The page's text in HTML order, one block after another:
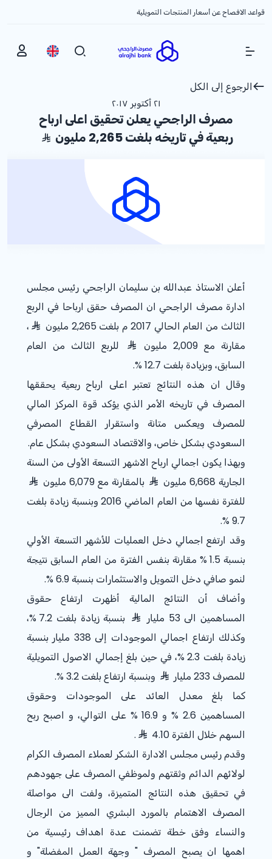
قواعد الافصاح عن أسعار المنتجات التمويلية
Show Menu
الرجوع إلى الكل
٢١ أكتوبر ٢٠١٧
مصرف الراجحي يعلن تحقيق اعلى ارباح
ربعية في تاريخه بلغت 2,265 مليون
أعلن الاستاذ عبدالله بن سليمان الراجحي رئيس مجلس
ادارة مصرف الراجحي ان المصرف حقق ارباحا في الربع
الثالث من العام الحالي 2017 م بلغت 2,265 مليون
،
مقارنة مع 2,009 مليون
للربع الثالث من العام
السابق، وبزيادة بلغت % 12.7
.
وقال ان هذه النتائج تعتبر اعلى ارباح ربعية يحققها
المصرف في تاريخه الأمر الذي يؤكد قوة المركز المالي
للمصرف ويعكس متانة واستقرار القطاع المصرفي
السعودي بشكل خاص، والاقتصاد السعودي بشكل عام.
وبهذا يكون اجمالي ارباح الاشهر التسعة الأولى من السنة
الجارية 6,668 مليون
بالمقارنة مع 6,079 مليون
للفترة نفسها من العام الماضي 2016 وبنسبة زيادة بلغت
% 9.7
.
وقد ارتفع اجمالي دخل العمليات للأشهر التسعة الأولي
بنسبة % 1.5 مقارنة بنفس الفترة من العام السابق نتيجة
لنمو صافي دخل التمويل والاستثمارات بنسبة% 6.9
.
وأضاف أن النتائج المالية أظهرت ارتفاع حقوق
المساهمين الى 53 مليار
بنسبة زيادة بلغت % 7.2،
وكذلك ارتفاع اجمالي الموجودات إلى 338 مليار بنسبة
زيادة بلغت % 2.3، في حين بلغ إجمالي الاصول التمويلية
للمصرف 233 مليار
وبنسبة ارتفاع بلغت % 3.2
.
كما بلغ معدل العائد على الموجودات وحقوق
المساهمين 2.6 % و 16.9 % على التوالي، و اصبح ربح
السهم خلال الفترة 4.10
.
وقدم رئيس مجلس الادارة الشكر لعملاء المصرف الكرام
لولائهم الدائم وثقتهم ولموظفي المصرف على جهودهم
في تحقيق هذه النتائج المتميزة، ولفت الى مواصلة
المصرف الاهتمام بالمورد البشري المميز من الرجال
والنساء وفق خطة تضمنت عدة اهداف رئيسية من
اهمها ان يصبح المصرف " وجهة العمل المفضلة" و